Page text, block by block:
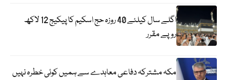
اگلے سال کیلئے 40 روزہ حج اسکیم کا پیکیج 12 لاکھ
روپے مقرر
مکہ مشترکہ دفاعی معاہدے سے ہمیں کوئی خطرہ نہیں